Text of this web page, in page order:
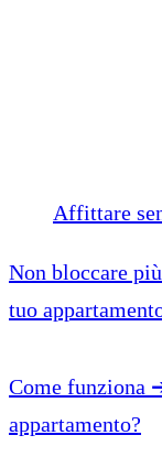
Affittare
Non bloccare
tuo
Come funziona
appartamento?